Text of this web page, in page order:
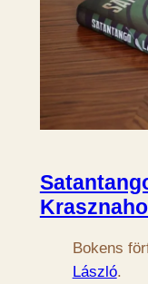
Bokens
László.